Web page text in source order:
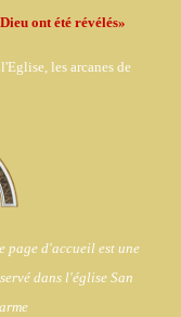
ont été révélés»
l'Eglise,les arcanes de
page d'accueil est une
dans l'église San